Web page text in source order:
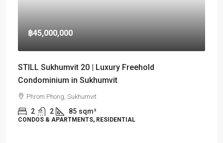
฿45,000,000
STILL Sukhumvit 20 | Luxury Freehold
Condominium in Sukhumvit
Phrom Phong, Sukhumvit
2 2 85 sqm²
CONDOS & APARTMENTS, RESIDENTIAL